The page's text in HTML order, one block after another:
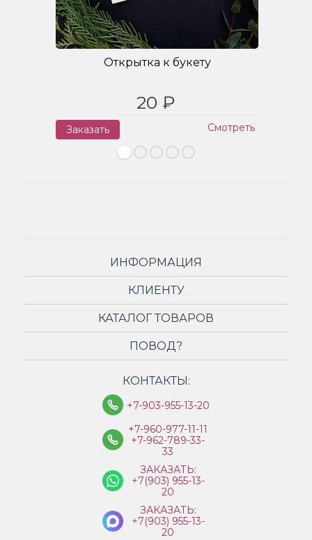
Открытка к букету
20 ₽
Заказать Смотреть
ИНФОРМАЦИЯ
КЛИЕНТУ
КАТАЛОГ ТОВАРОВ
ПОВОД?
КОНТАКТЫ:
+7-903-955-13-20
+7-960-977-11-11
+7-962-789-33-
33
ЗАКАЗАТЬ:
+7(903) 955-13-
20
ЗАКАЗАТЬ:
+7(903) 955-13-
20